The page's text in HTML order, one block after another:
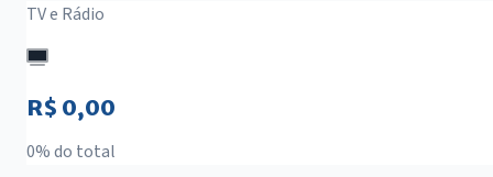
TV e Rádio
R$ 0,00
0% do total